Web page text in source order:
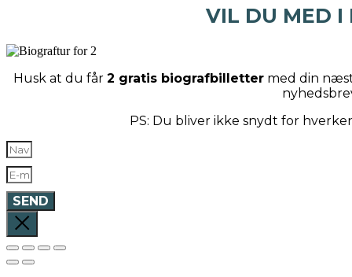
VIL DU MED I
Husk at du får 2 gratis biografbillettermed din
PS: Du bliver ikke snydt for
SEND